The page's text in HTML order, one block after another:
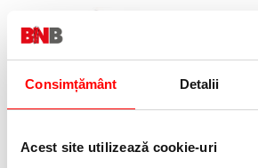
Consimțământ Detalii
Acest site utilizează cookie-uri
ASPIRATOR HEINNER HVC-
M700WH
Max